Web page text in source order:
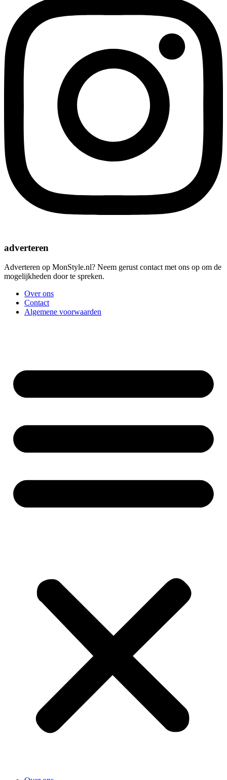
adverteren
Adverteren op MonStyle.nl? Neem gerust contact met ons op om de
mogelijkheden door te spreken.
Over ons
Contact
Algemene voorwaarden